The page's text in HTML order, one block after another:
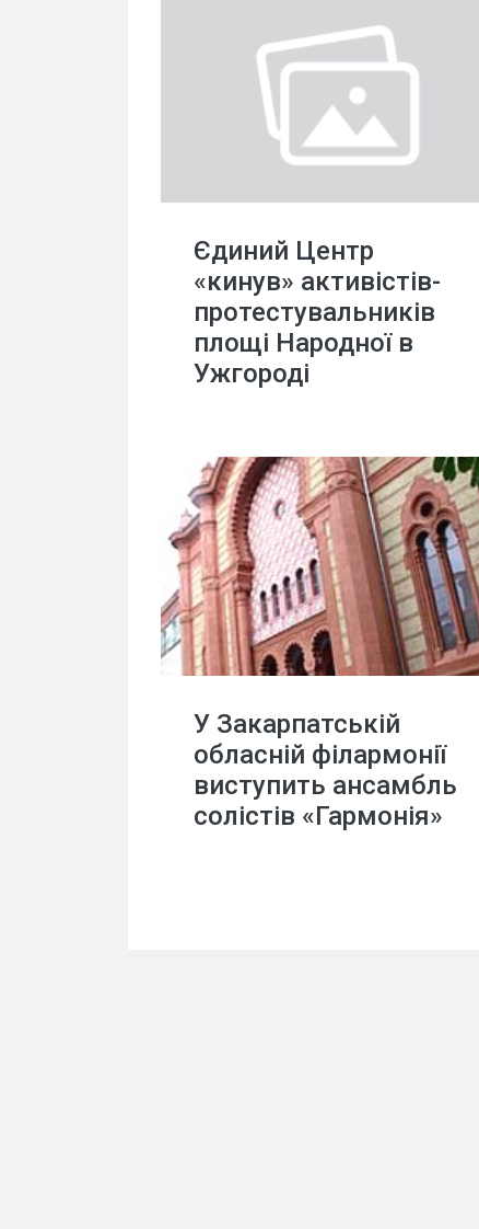
Єдиний Центр
«кинув» активістів-
протестувальників
площі Народної в
Ужгороді
У Закарпатській
обласній філармонії
виступить ансамбль
солістів «Гармонія»